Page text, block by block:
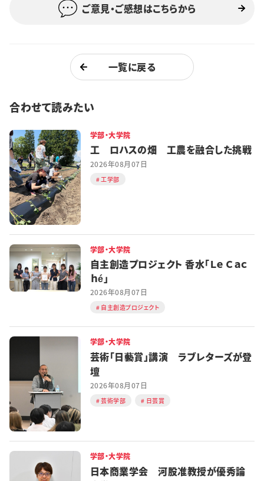
学生記者募集 お問い合わせ
ご意見・ご感想はこちらから
一覧に戻る
合わせて読みたい
学部・大学院
工 ロハスの畑 工農を融合した挑戦
2026年08月07日
工学部
学部・大学院
自主創造プロジェクト 香水「Ｌｅ Ｃａｃ
ｈé」
2026年08月07日
自主創造プロジェクト
学部・大学院
芸術「日藝賞」講演 ラブレターズが登
壇
2026年08月07日
芸術学部 日芸賞
学部・大学院
日本商業学会 河股准教授が優秀論